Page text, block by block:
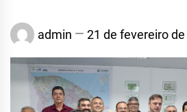
admin 21 de fevereiro